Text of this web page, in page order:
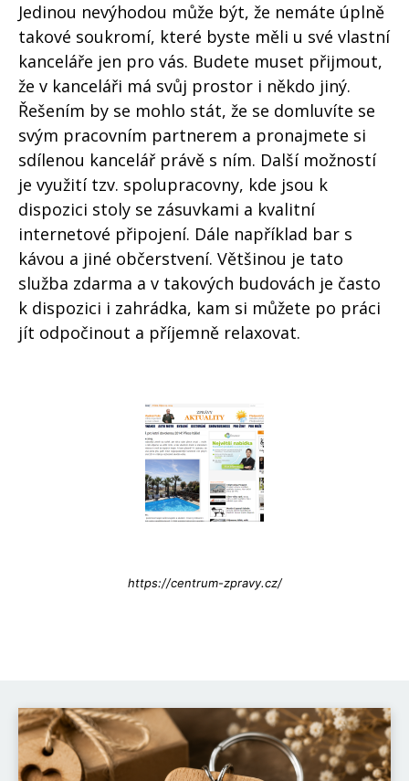
Jedinou nevýhodou může být, že nemáte úplně
takové soukromí, které byste měli u své vlastní
kanceláře jen pro vás. Budete muset přijmout,
že v kanceláři má svůj prostor i někdo jiný.
Řešením by se mohlo stát, že se domluvíte se
svým pracovním partnerem a pronajmete si
sdílenou kancelář právě s ním. Další možností
je využití tzv. spolupracovny, kde jsou k
dispozici stoly se zásuvkami a kvalitní
internetové připojení. Dále například bar s
kávou a jiné občerstvení. Většinou je tato
služba zdarma a v takových budovách je často
k dispozici i zahrádka, kam si můžete po práci
jít odpočinout a příjemně relaxovat.
https://centrum-zpravy.cz/